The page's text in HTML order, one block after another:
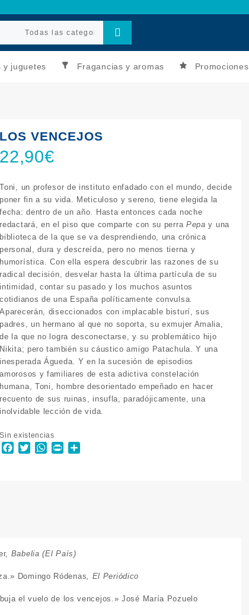
y juguetes Fragancias y aromas Promociones
LOS VENCEJOS
22,90€
Toni, un profesor de instituto enfadado con el mundo, decide
poner fin a su vida. Meticuloso y sereno, tiene elegida la
fecha: dentro de un año. Hasta entonces cada noche
redactará, en el piso que comparte con su perra Pepa y una
biblioteca de la que se va desprendiendo, una crónica
personal, dura y descreída, pero no menos tierna y
humorística. Con ella espera descubrir las razones de su
radical decisión, desvelar hasta la última partícula de su
intimidad, contar su pasado y los muchos asuntos
cotidianos de una España políticamente convulsa.
Aparecerán, diseccionados con implacable bisturí, sus
padres, un hermano al que no soporta, su exmujer Amalia,
de la que no logra desconectarse, y su problemático hijo
Nikita; pero también su cáustico amigo Patachula. Y una
inesperada Águeda. Y en la sucesión de episodios
amorosos y familiares de esta adictiva constelación
humana, Toni, hombre desorientado empeñado en hacer
recuento de sus ruinas, insufla, paradójicamente, una
inolvidable lección de vida.
Sin existencias
Facebook
TwitterWhatsApp
Print
Babelia (El País )
Domingo Ródenas, El Periódico
el vuelo de los vencejos.»José María Pozuelo